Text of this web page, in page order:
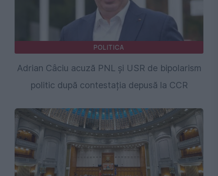
POLITICA
Adrian Câciu acuză PNL și USR de bipolarism
politic după contestația depusă la CCR